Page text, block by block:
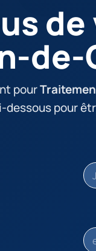
de-
pour
dessous pour